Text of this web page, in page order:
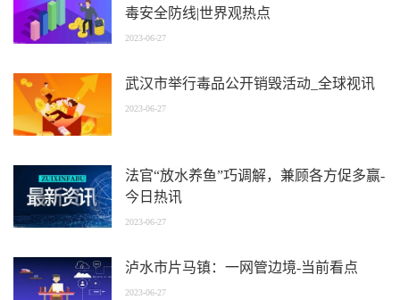
毒安全防线|世界观热点
2023-06-27
武汉市举行毒品公开销毁活动_全球视讯
2023-06-27
法官“放水养鱼”巧调解，兼顾各方促多赢-
今日热讯
2023-06-27
泸水市片马镇：一网管边境-当前看点
2023-06-27